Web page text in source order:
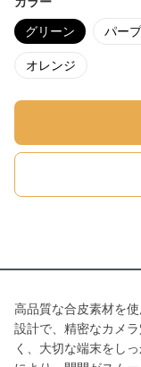
グリーン パー
オレンジ
高品質な合皮素材を
設計で、精密なカメ
く、大切な端末をし